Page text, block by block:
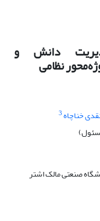
دانش و
نظامی
خناچاه3
صنعتی مالک اشتر